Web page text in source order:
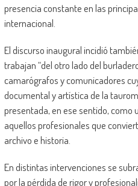
presencia constante en las
internacional.
El discurso inaugural incidió
trabajan “del otro lado del
camarógrafos y comunicadores
documental y artística de la
presentada, en ese sentido, como
aquellos profesionales que
archivo e historia.
En distintas intervenciones se
por la pérdida de rigor y